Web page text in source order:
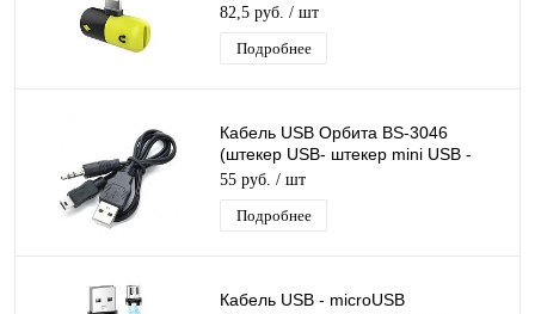
82,5 руб. / шт
Подробнее
Кабель USB Орбита BS-3046
(штекер USB- штекер mini USB -
джек 3,5) 0.5м/40/1000
55 руб. / шт
Подробнее
Кабель USB - microUSB